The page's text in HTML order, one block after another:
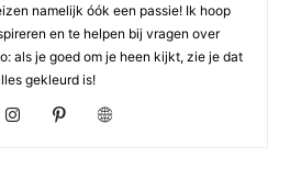
namelijk óók een passie! Ik hoop
en te helpen bij vragen over
als je goed om je heen kijkt, zie je dat
gekleurd is!